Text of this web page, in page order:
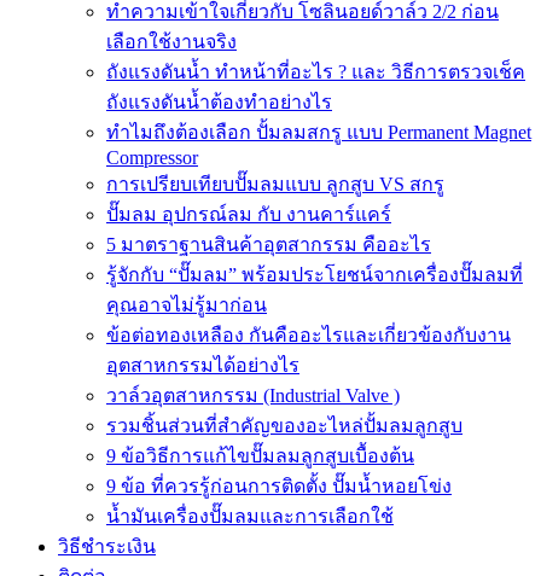
ทำความเข้าใจเกี่ยวกับ โซลินอยด์วาล์ว 2/2 ก่อน
เลือกใช้งานจริง
ถังแรงดันน้ำ ทำหน้าที่อะไร ? และ วิธีการตรวจเช็ค
ถังแรงดันน้ำต้องทำอย่างไร
ทำไมถึงต้องเลือก ปั้มลมสกรู แบบ Permanent Magnet
Compressor
การเปรียบเทียบปั๊มลมแบบ ลูกสูบ VS สกรู
ปั๊มลม อุปกรณ์ลม กับ งานคาร์แคร์
5 มาตราฐานสินค้าอุตสากรรม คืออะไร
รู้จักกับ “ปั๊มลม” พร้อมประโยชน์จากเครื่องปั๊มลมที่
คุณอาจไม่รู้มาก่อน
ข้อต่อทองเหลือง กันคืออะไรและเกี่ยวข้องกับงาน
อุตสาหกรรมได้อย่างไร
วาล์วอุตสาหกรรม (Industrial Valve )
รวมชิ้นส่วนที่สำคัญของอะไหล่ปั้มลมลูกสูบ
9 ข้อวิธีการแก้ไขปั๊มลมลูกสูบเบื้องต้น
9 ข้อ ที่ควรรู้ก่อนการติดตั้ง ปั๊มน้ำหอยโข่ง
น้ำมันเครื่องปั๊มลมและการเลือกใช้
วิธีชำระเงิน